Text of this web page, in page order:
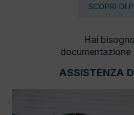
SCOPRI DI
Hai
documentazione
ASSISTENZA